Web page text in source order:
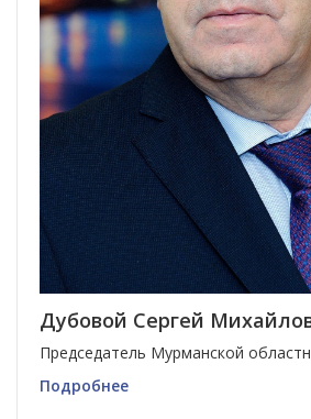
Дубовой Сергей
Председатель Мурманской
Подробнее